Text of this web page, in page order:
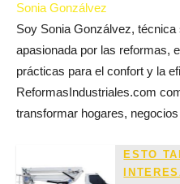
Sonia Gonzálvez
Soy Sonia Gonzálvez,
apasionada por las reformas,
prácticas para el confort y la
ReformasIndustriales.com
transformar hogares,
ESTO